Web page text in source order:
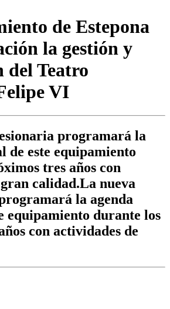
de Estepona
la gestión y
del Teatro
VI
programará la
de este equipamiento
tres años con
calidad.La nueva
la agenda
equipamiento durante los
con actividades de